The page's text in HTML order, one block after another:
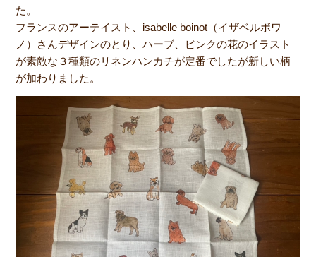
た。
フランスのアーテイスト、isabelle boinot（イザベルボワ
ノ）さんデザインのとり、ハーブ、ピンクの花のイラスト
が素敵な３種類のリネンハンカチが定番でしたが新しい柄
が加わりました。